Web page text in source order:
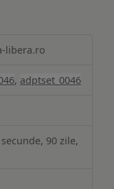
libera.ro
, adptset_0046
90 zile,